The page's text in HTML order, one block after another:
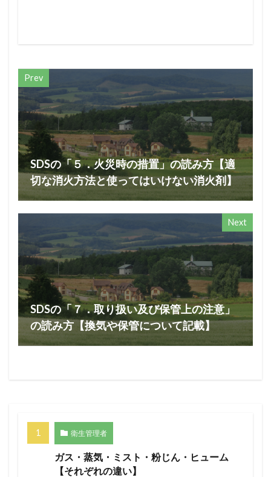
Prev
SDSの「５．火災時の措置」の読み方【適
切な消火方法と使ってはいけない消火剤】
Next
SDSの「７．取り扱い及び保管上の注意」
の読み方【換気や保管について記載】
衛生管理者
ガス・蒸気・ミスト・粉じん・ヒューム
【それぞれの違い】